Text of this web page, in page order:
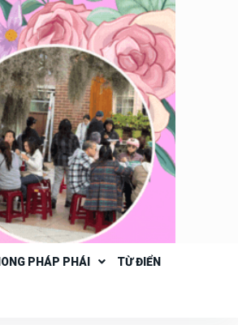
PHÁP PHÁI TỪ ĐIỂN